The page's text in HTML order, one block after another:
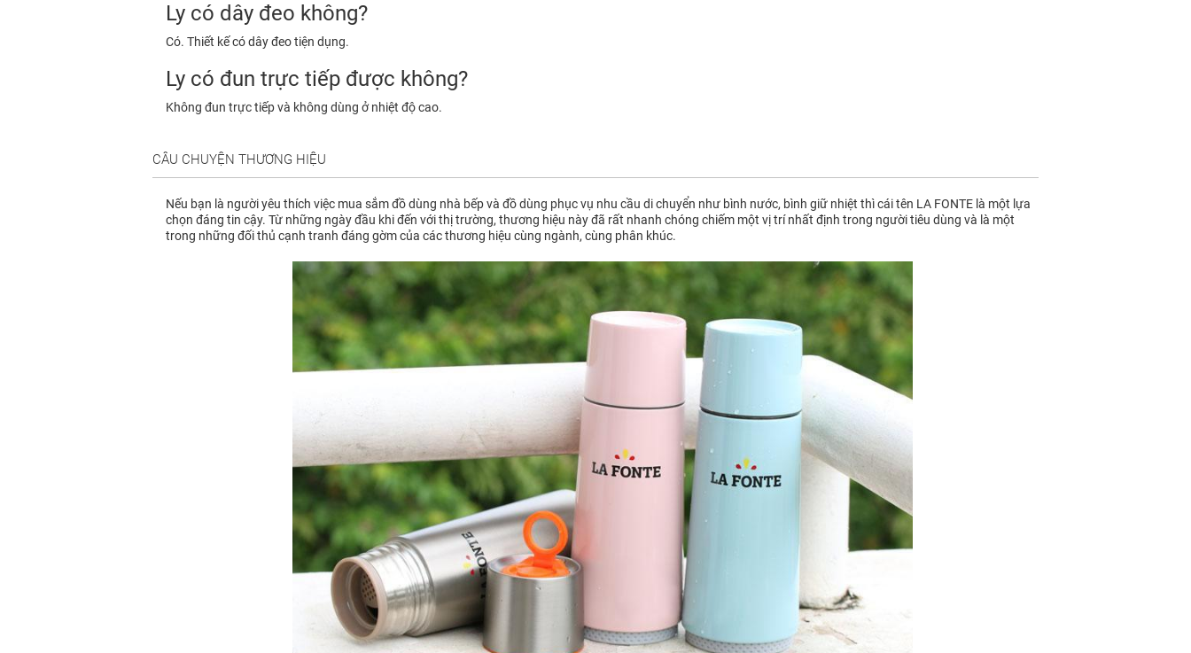
Ly có dây đeo không?
Có. Thiết kế có dây đeo tiện dụng.
Ly có đun trực tiếp được không?
Không đun trực tiếp và không dùng ở nhiệt độ cao.
CÂU CHUYỆN THƯƠNG HIỆU
Nếu bạn là người yêu thích việc mua sắm đồ dùng nhà bếp và đồ dùng phục vụ nhu cầu di chuyển như bình nước, bình giữ nhiệt thì cái tên LA FONTE là một lựa
chọn đáng tin cậy. Từ những ngày đầu khi đến với thị trường, thương hiệu này đã rất nhanh chóng chiếm một vị trí nhất định trong người tiêu dùng và là một
trong những đối thủ cạnh tranh đáng gờm của các thương hiệu cùng ngành, cùng phân khúc.